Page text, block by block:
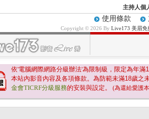
主持人個
使用條款
Copyright © 2026 By Live173 美眉
依'電腦網際網路分級辦法'為限制級，限定為年滿
本站內影音內容及各項條款。為防範未滿18歲之
金會TICRF分級服務的安裝與設定。 (為還給愛護